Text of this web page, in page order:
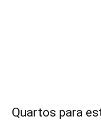
Quartos para